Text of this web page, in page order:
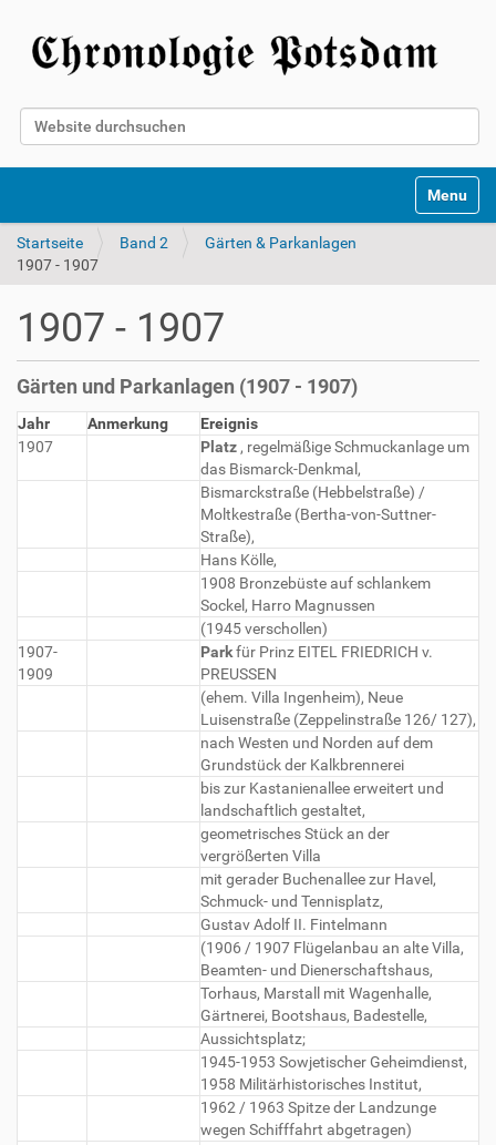
Website durchsuchen
Toggle
Startseite Band 2
Gärten & Parkanlagen
1907 - 1907
1907 - 1907
Gärten und Parkanlagen (1907 - 1907)
Jahr Anmerkung
Ereignis
1907
Platz , regelmäßige Schmuckanlage um
das Bismarck-Denkmal,
Bismarckstraße (Hebbelstraße) /
Moltkestraße (Bertha-von-Suttner-
Straße),
Hans Kölle,
1908 Bronzebüste auf schlankem
Sockel, Harro Magnussen
(1945 verschollen)
1907-
1909
Parkfür Prinz EITEL FRIEDRICH v.
PREUSSEN
(ehem. Villa Ingenheim), Neue
Luisenstraße (Zeppelinstraße 126/ 127),
nach Westen und Norden auf dem
Grundstück der Kalkbrennerei
bis zur Kastanienallee erweitert und
landschaftlich gestaltet,
geometrisches Stück an der
vergrößerten Villa
mit gerader Buchenallee zur Havel,
Schmuck- und Tennisplatz,
Gustav Adolf II. Fintelmann
(1906 / 1907 Flügelanbau an alte Villa,
Beamten- und Dienerschaftshaus,
Torhaus, Marstall mit Wagenhalle,
Gärtnerei, Bootshaus, Badestelle,
Aussichtsplatz;
1945-1953 Sowjetischer Geheimdienst,
1958 Militärhistorisches Institut,
1962 / 1963 Spitze der Landzunge
wegen Schifffahrt abgetragen)